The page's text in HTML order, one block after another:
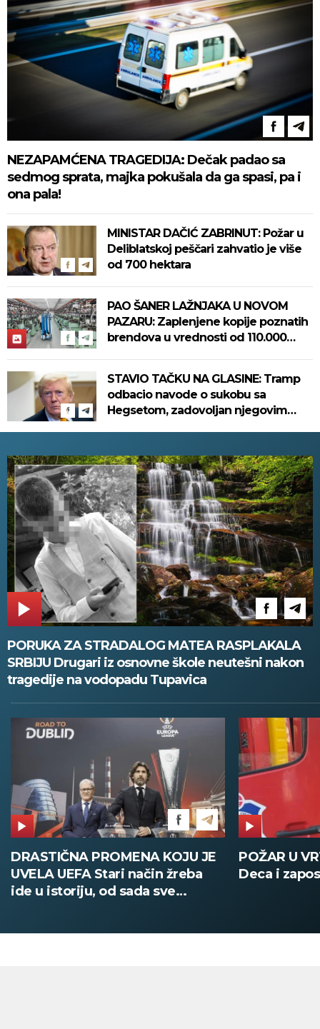
NEZAPAMĆENA TRAGEDIJA: Dečak padao sa
sedmog sprata, majka pokušala da ga spasi, pa i
ona pala!
MINISTAR DAČIĆ ZABRINUT: Požar u
Deliblatskoj peščari zahvatio je više
od 700 hektara
PAO ŠANER LAŽNJAKA U NOVOM
PAZARU: Zaplenjene kopije poznatih
brendova u vrednosti od 110.000
STAVIO TAČKU NA GLASINE: Tramp
odbacio navode o sukobu sa
Hegsetom, zadovoljan njegovim
PORUKA ZA STRADALOG MATEA RASPLAKALA
SRBIJU Drugari iz osnovne škole neutešni nakon
tragedije na vodopadu Tupavica
DRASTIČNA PROMENA KOJU JE
UVELA UEFA Stari način žreba
ide u istoriju, od sada sve
POŽAR U
Deca i